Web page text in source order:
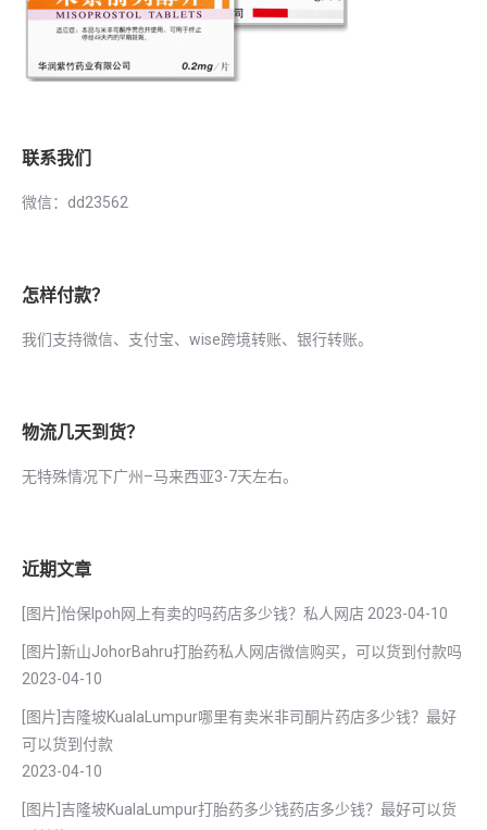
联系我们
微信：dd23562
怎样付款？
我们支持微信、支付宝、wise跨境转账、银行转账。
物流几天到货？
无特殊情况下广州–马来西亚3-7天左右。
近期文章
[图片]怡保lpoh网上有卖的吗药店多少钱？私人网店 2023-04-10
[图片]新山JohorBahru打胎药私人网店微信购买，可以货到付款吗
2023-04-10
[图片]吉隆坡KualaLumpur哪里有卖米非司酮片药店多少钱？最好
可以货到付款
2023-04-10
[图片]吉隆坡KualaLumpur打胎药多少钱药店多少钱？最好可以货